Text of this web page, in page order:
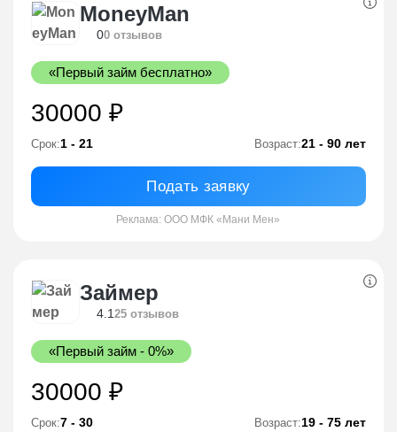
MoneyMan
00 отзывов
«Первый займ бесплатно»
30000 ₽
Срок:1 - 21 Возраст:21 - 90 лет
Подать заявку
Реклама: ООО МФК «Мани Мен»
Займер
4.1 25 отзывов
«Первый займ - 0%»
30000 ₽
Срок:7 - 30 Возраст:19 - 75 лет